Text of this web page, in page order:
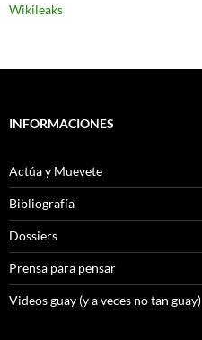
Wikileaks
INFORMACIONES
Actúa y Muevete
Bibliografía
Dossiers
Prensa para pensar
Videos guay (y a veces no tan guay)